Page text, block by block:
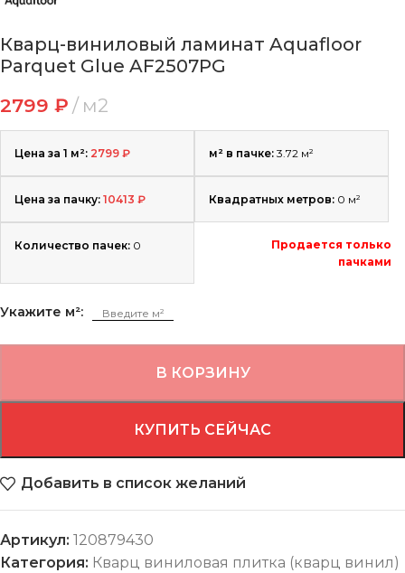
Кварц-виниловый ламинат Aquafloor
Parquet Glue AF2507PG
2799 ₽ м2
Цена за 1 м²: 2799 ₽ м² в пачке: 3.72 м²
Цена за пачку: 10413 ₽ Квадратных метров: 0 м²
Количество пачек: 0
Продается только
пачками
Укажите м²:
В КОРЗИНУ
КУПИТЬ СЕЙЧАС
Добавить в список желаний
Артикул: 120879430
Категория: Кварц виниловая плитка (кварц винил)